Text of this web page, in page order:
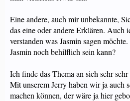
Eine andere, auch mir unbekannte,
das eine oder andere Erklären. Auch
verstanden was Jasmin sagen
Jasmin noch behilflich sein kann?
Ich finde das Thema an sich sehr sehr
Mit unserem Jerry haben wir ja auch
machen können, der wäre ja hier